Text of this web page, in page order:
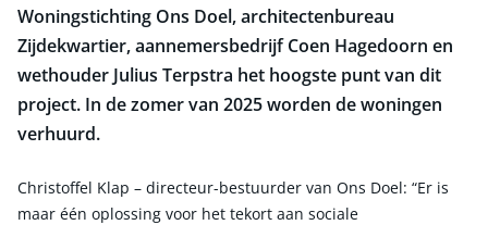
Woningstichting Ons Doel, architectenbureau
Zijdekwartier, aannemersbedrijf Coen Hagedoorn en
wethouder Julius Terpstra het hoogste punt van dit
project. In de zomer van 2025 worden de woningen
verhuurd.
Christoffel Klap – directeur-bestuurder van Ons Doel: “Er is
maar één oplossing voor het tekort aan sociale